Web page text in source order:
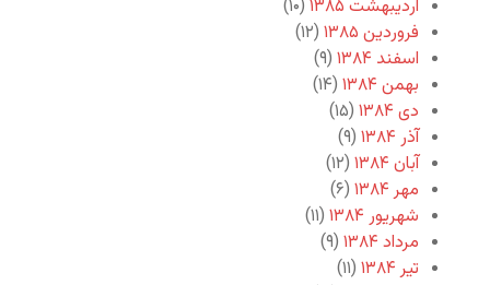
اردیبهشت ۱۳۸۵
(۱۰)
فروردین ۱۳۸۵
(۱۲)
اسفند ۱۳۸۴
(۹)
بهمن ۱۳۸۴
(۱۴)
دی ۱۳۸۴
(۱۵)
آذر ۱۳۸۴
(۹)
آبان ۱۳۸۴
(۱۲)
مهر ۱۳۸۴
(۶)
شهریور ۱۳۸۴
(۱۱)
مرداد ۱۳۸۴
(۹)
تیر ۱۳۸۴
(۱۱)